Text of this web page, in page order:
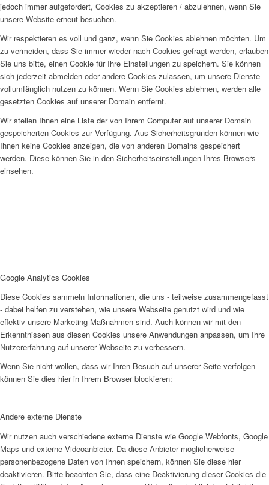
jedoch immer aufgefordert, Cookies zu akzeptieren / abzulehnen, wenn Sie
unsere Website erneut besuchen.
Wir respektieren es voll und ganz, wenn Sie Cookies ablehnen möchten. Um
zu vermeiden, dass Sie immer wieder nach Cookies gefragt werden, erlauben
Sie uns bitte, einen Cookie für Ihre Einstellungen zu speichern. Sie können
sich jederzeit abmelden oder andere Cookies zulassen, um unsere Dienste
vollumfänglich nutzen zu können. Wenn Sie Cookies ablehnen, werden alle
gesetzten Cookies auf unserer Domain entfernt.
Wir stellen Ihnen eine Liste der von Ihrem Computer auf unserer Domain
gespeicherten Cookies zur Verfügung. Aus Sicherheitsgründen können wie
Ihnen keine Cookies anzeigen, die von anderen Domains gespeichert
werden. Diese können Sie in den Sicherheitseinstellungen Ihres Browsers
einsehen.
Google Analytics Cookies
Diese Cookies sammeln Informationen, die uns - teilweise zusammengefasst
- dabei helfen zu verstehen, wie unsere Webseite genutzt wird und wie
effektiv unsere Marketing-Maßnahmen sind. Auch können wir mit den
Erkenntnissen aus diesen Cookies unsere Anwendungen anpassen, um Ihre
Nutzererfahrung auf unserer Webseite zu verbessern.
Wenn Sie nicht wollen, dass wir Ihren Besuch auf unserer Seite verfolgen
können Sie dies hier in Ihrem Browser blockieren:
Andere externe Dienste
Wir nutzen auch verschiedene externe Dienste wie Google Webfonts, Google
Maps und externe Videoanbieter. Da diese Anbieter möglicherweise
personenbezogene Daten von Ihnen speichern, können Sie diese hier
deaktivieren. Bitte beachten Sie, dass eine Deaktivierung dieser Cookies die